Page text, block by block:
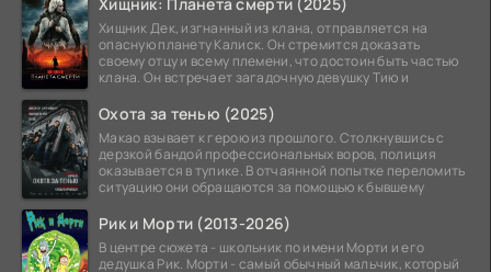
Хищник Дек, изгнанный из клана, отправляется на
опасную планету Калиск. Он стремится доказать
своему отцу и всему племени, что достоин быть частью
клана. Он встречает загадочную девушку Тию и
Охота за тенью (2025)
Макао взывает к герою из прошлого. Столкнувшись с
дерзкой бандой профессиональных воров, полиция
оказывается в тупике. В отчаянной попытке переломить
ситуацию они обращаются за помощью к бывшему
Рик и Морти (2013-2026)
В центре сюжета - школьник по имени Морти и его
дедушка Рик. Морти - самый обычный мальчик, который